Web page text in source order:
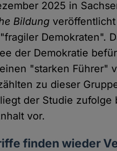
2025 in
Bildung
Demokraten".
der Demokratie
"starken Führer"
zu dieser
der Studie zufolge
vor.
finden wieder